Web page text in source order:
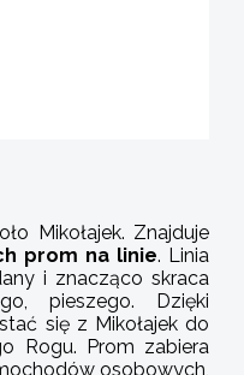
Mikołajek. Znajduje
prom na linie. Linia
i znacząco skraca
pieszego. Dzięki
się z Mikołajek do
Rogu. Prom zabiera
osobowych,